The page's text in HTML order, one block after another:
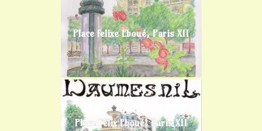
Place felixe Eboué, Paris XII
Place Félix Eboué, Paris XII